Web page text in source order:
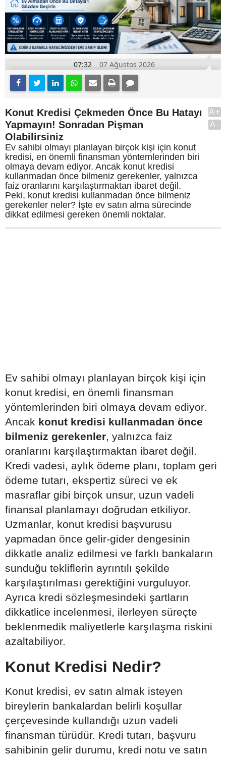
07:32 07 Ağustos 2026
Konut Kredisi Çekmeden Önce Bu Hatayı
Yapmayın! Sonradan Pişman
Olabilirsiniz
Ev sahibi olmayı planlayan birçok kişi için konut
kredisi, en önemli finansman yöntemlerinden biri
olmaya devam ediyor. Ancak konut kredisi
kullanmadan önce bilmeniz gerekenler, yalnızca
faiz oranlarını karşılaştırmaktan ibaret değil.
Peki, konut kredisi kullanmadan önce bilmeniz
gerekenler neler? İşte ev satın alma sürecinde
dikkat edilmesi gereken önemli noktalar.
A+
A-
Ev sahibi olmayı planlayan birçok kişi için
konut kredisi, en önemli finansman
yöntemlerinden biri olmaya devam ediyor.
Ancak konut kredisi kullanmadan önce
bilmeniz gerekenler, yalnızca faiz
oranlarını karşılaştırmaktan ibaret değil.
Kredi vadesi, aylık ödeme planı, toplam geri
ödeme tutarı, ekspertiz süreci ve ek
masraflar gibi birçok unsur, uzun vadeli
finansal planlamayı doğrudan etkiliyor.
Uzmanlar, konut kredisi başvurusu
yapmadan önce gelir-gider dengesinin
dikkatle analiz edilmesi ve farklı bankaların
sunduğu tekliflerin ayrıntılı şekilde
karşılaştırılması gerektiğini vurguluyor.
Ayrıca kredi sözleşmesindeki şartların
dikkatlice incelenmesi, ilerleyen süreçte
beklenmedik maliyetlerle karşılaşma riskini
azaltabiliyor.
Konut Kredisi Nedir?
Konut kredisi, ev satın almak isteyen
bireylerin bankalardan belirli koşullar
çerçevesinde kullandığı uzun vadeli
finansman türüdür. Kredi tutarı, başvuru
sahibinin gelir durumu, kredi notu ve satın